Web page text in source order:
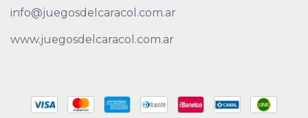
info@juegosdelcaracol.com.ar
www.juegosdelcaracol.com.ar